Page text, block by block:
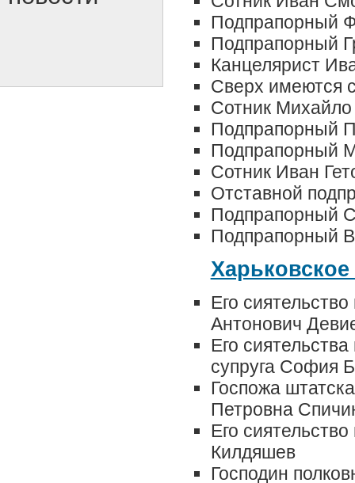
Подпрапорный
Подпрапорный
Канцелярист
Сверх имеются
Сотник
Подпрапорный
Подпрапорный
Сотник Иван
Отставной
Подпрапорный
Подпрапорный
Его
Антонович
Его
супруга София
Госпожа
Петровна
Его
Килдяшев
Господин